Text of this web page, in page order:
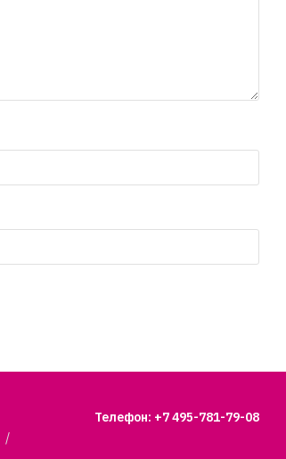
Телефон: +7 495-781-79-08